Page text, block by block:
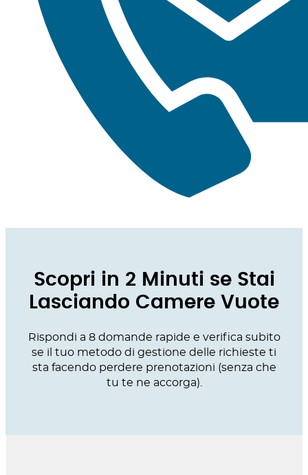
Scopri in 2 Minuti se Stai
Lasciando Camere Vuote
Rispondi a 8 domande rapide e verifica subito
se il tuo metodo di gestione delle richieste ti
sta facendo perdere prenotazioni (senza che
tu te ne accorga).